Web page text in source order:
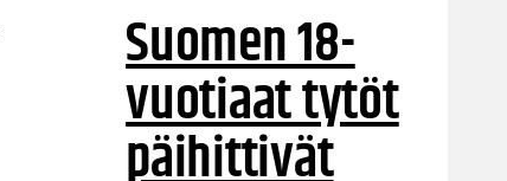
Suomen 18-
vuotiaat tytöt
päihittivät